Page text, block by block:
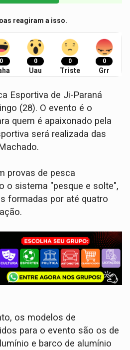
reagiram a isso.
0 0
Uau
0
Triste
0
Grr
Esportiva de Ji-Paraná
(28). O evento é o
quem é apaixonado pela
será realizada das
provas de pesca
o sistema "pesque e solte",
formadas por até quatro
os modelos de
para o evento são os de
e barco de alumínio